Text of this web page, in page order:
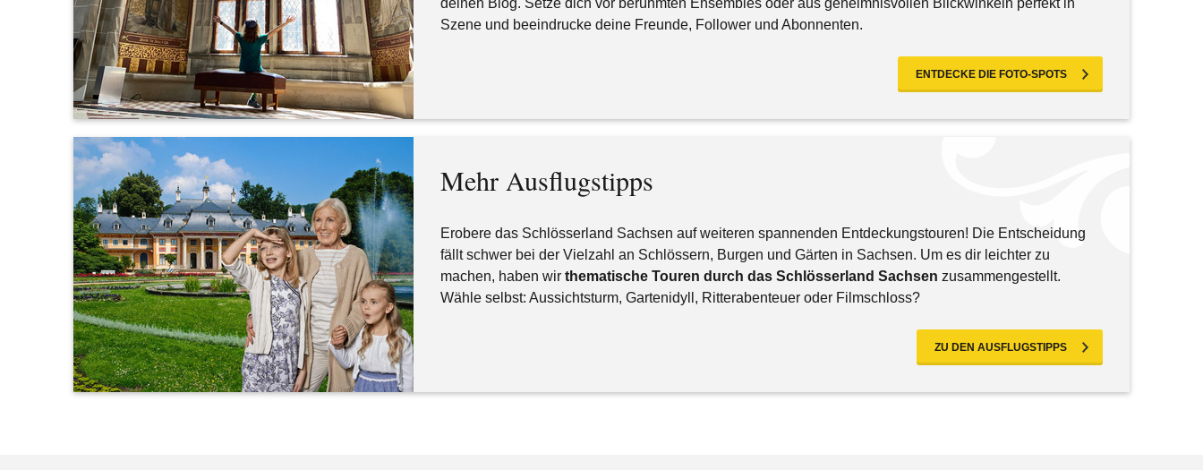
Szene und beeindrucke deine Freunde, Follower und Abonnenten.
ENTDECKE DIE FOTO-SPOTS
Mehr Ausflugstipps
Erobere das Schlösserland Sachsen auf weiteren spannenden Entdeckungstouren! Die Entscheidung
fällt schwer bei der Vielzahl an Schlössern, Burgen und Gärten in Sachsen. Um es dir leichter zu
machen, haben wir thematische Touren durch das Schlösserland Sachsen zusammengestellt.
Wähle selbst: Aussichtsturm, Gartenidyll, Ritterabenteuer oder Filmschloss?
ZU DEN AUSFLUGSTIPPS